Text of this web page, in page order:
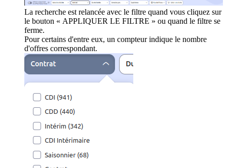
La recherche est relancée avec le filtre quand vous cliquez sur
le bouton « APPLIQUER LE FILTRE » ou quand le filtre se
ferme.
Pour certains d'entre eux, un compteur indique le nombre
d'offres correspondant.